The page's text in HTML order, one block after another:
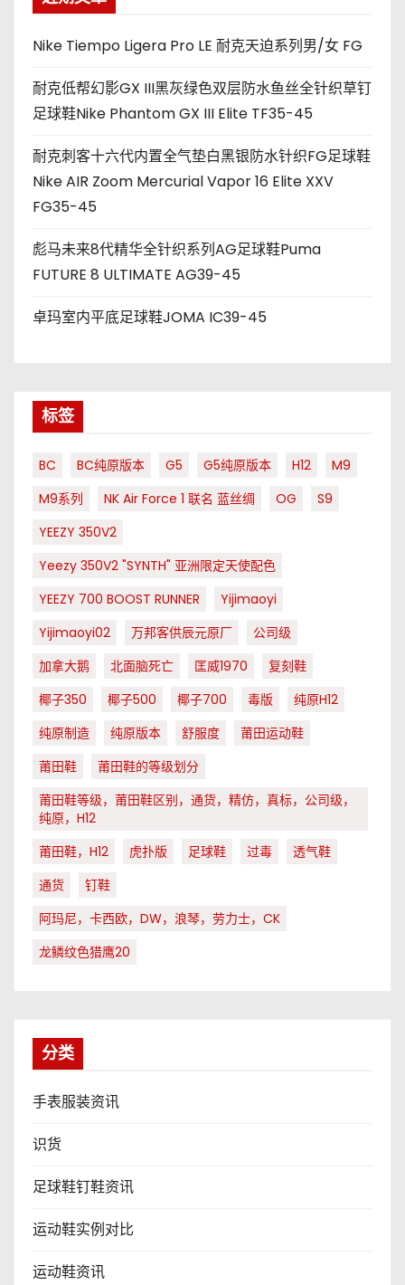
Nike Tiempo Ligera Pro LE 耐克天迫系列男/女 FG
耐克低帮幻影GX III黑灰绿色双层防水鱼丝全针织草钉
足球鞋Nike Phantom GX III Elite TF35-45
耐克刺客十六代内置全气垫白黑银防水针织FG足球鞋
Nike AIR Zoom Mercurial Vapor 16 Elite XXV
FG35-45
彪马未来8代精华全针织系列AG足球鞋Puma
FUTURE 8 ULTIMATE AG39-45
卓玛室内平底足球鞋JOMA IC39-45
标签
BC BC纯原版本 G5 G5纯原版本 H12
M9
M9系列
NK Air Force 1 联名 蓝丝绸 OG
S9
YEEZY 350V2
Yeezy 350V2 "SYNTH" 亚洲限定天使配色
YEEZY 700 BOOST RUNNER
Yijimaoyi
Yijimaoyi02
万邦客供辰元原厂
公司级
加拿大鹅
北面脑死亡 匡威1970
复刻鞋
椰子350
椰子500 椰子700 毒版
纯原H12
纯原制造
纯原版本 舒服度
莆田运动鞋
莆田鞋
莆田鞋的等级划分
莆田鞋等级，莆田鞋区别，通货，精仿，真标，公司级，
纯原，H12
莆田鞋，H12
虎扑版 足球鞋 过毒
透气鞋
通货
钉鞋
阿玛尼，卡西欧，DW，浪琴，劳力士，CK
龙鳞纹色猎鹰20
分类
手表服装资讯
识货
足球鞋钉鞋资讯
运动鞋实例对比
运动鞋资讯